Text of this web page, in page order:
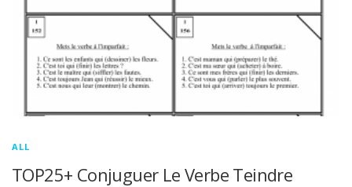
ALL
TOP25+ Conjuguer Le Verbe Teindre